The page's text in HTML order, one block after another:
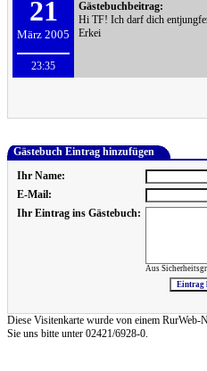
21
März 2005
23:35
Gästebuchbeitrag:
Hi TF! Ich darf dich
Erkei
Gästebuch Eintrag hinzufügen
Ihr Name:
E-Mail:
Ihr Eintrag ins Gästebuch:
Aus
Diese Visitenkarte wurde von einem
Sie uns bitte unter 02421/6928-0.